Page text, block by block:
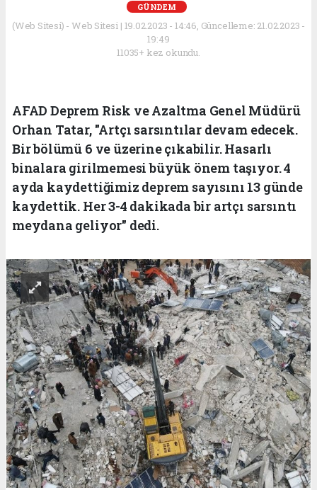
GÜNDEM
(Web Sitesi) - Web Sitesi | 19.02.2023 - 14:46, Güncelleme: 21.02.2023 -
19:49
11035+ kez okundu.
AFAD Deprem Risk ve Azaltma Genel Müdürü
Orhan Tatar, "Artçı sarsıntılar devam edecek.
Bir bölümü 6 ve üzerine çıkabilir. Hasarlı
binalara girilmemesi büyük önem taşıyor. 4
ayda kaydettiğimiz deprem sayısını 13 günde
kaydettik. Her 3-4 dakikada bir artçı sarsıntı
meydana geliyor" dedi.